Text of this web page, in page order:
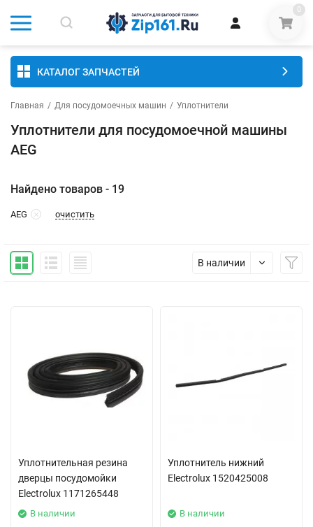
0
КАТАЛОГ ЗАПЧАСТЕЙ
Главная / Для посудомоечных машин / Уплотнители
Уплотнители для посудомоечной машины
AEG
Найдено товаров - 19
AEG очистить
В наличии
Уплотнительная резина
дверцы посудомойки
Electrolux 1171265448
В наличии
Уплотнитель нижний
Electrolux 1520425008
В наличии